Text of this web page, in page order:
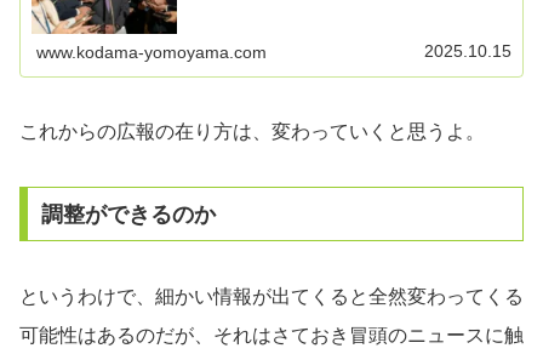
www.kodama-yomoyama.com 2025.10.15
これからの広報の在り方は、変わっていくと思うよ。
調整ができるのか
というわけで、細かい情報が出てくると全然変わってくる
可能性はあるのだが、それはさておき冒頭のニュースに触